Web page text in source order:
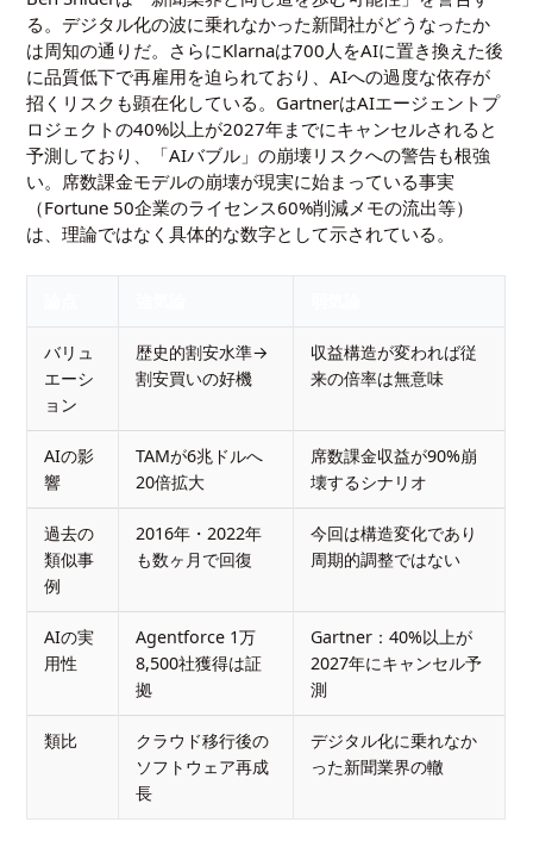
る。デジタル化の波に乗れなかった新聞社がどうなったか
は周知の通りだ。さらにKlarnaは700人をAIに置き換えた後
に品質低下で再雇用を迫られており、AIへの過度な依存が
招くリスクも顕在化している。GartnerはAIエージェントプ
ロジェクトの40%以上が2027年までにキャンセルされると
予測しており、「AIバブル」の崩壊リスクへの警告も根強
い。席数課金モデルの崩壊が現実に始まっている事実
（Fortune 50企業のライセンス60%削減メモの流出等）
は、理論ではなく具体的な数字として示されている。
バリュ
エーシ
ョン
歴史的割安水準→
割安買いの好機
収益構造が変われば従
来の倍率は無意味
AIの影
響
TAMが6兆ドルへ
20倍拡大
席数課金収益が90%崩
壊するシナリオ
過去の
類似事
例
2016年・2022年
も数ヶ月で回復
今回は構造変化であり
周期的調整ではない
AIの実
用性
Agentforce 1万
8,500社獲得は証
拠
Gartner：40%以上が
2027年にキャンセル予
測
類比
クラウド移行後の
ソフトウェア再成
長
デジタル化に乗れなか
った新聞業界の轍